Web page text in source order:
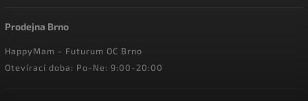
Prodejna Brno
HappyMam - Futurum OC Brno
Otevírací doba: Po-Ne: 9:00-20:00